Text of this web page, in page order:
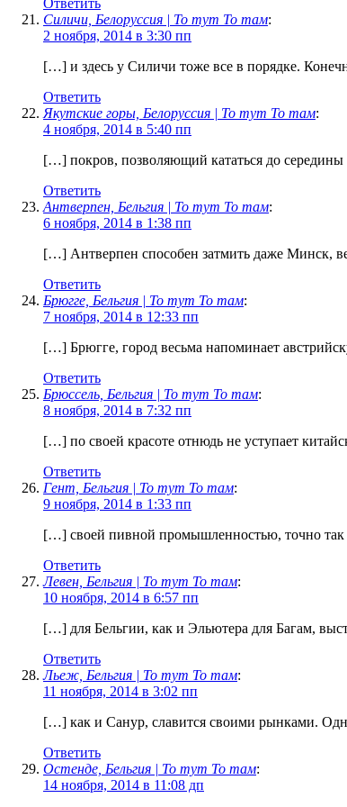
Ответить
Силичи, Белоруссия | То тут То там:
2 ноября, 2014 в 3:30 пп
[…] и здесь у Силичи тоже все в порядке.
Ответить
Якутские горы, Белоруссия | То тут То там:
4 ноября, 2014 в 5:40 пп
[…] покров, позволяющий кататься до
Ответить
Антверпен, Бельгия | То тут То там:
6 ноября, 2014 в 1:38 пп
[…] Антверпен способен затмить даже Минск,
Ответить
Брюгге, Бельгия | То тут То там:
7 ноября, 2014 в 12:33 пп
[…] Брюгге, город весьма напоминает
Ответить
Брюссель, Бельгия | То тут То там:
8 ноября, 2014 в 7:32 пп
[…] по своей красоте отнюдь не уступает
Ответить
Гент, Бельгия | То тут То там:
9 ноября, 2014 в 1:33 пп
[…] своей пивной промышленностью, точно
Ответить
Левен, Бельгия | То тут То там:
10 ноября, 2014 в 6:57 пп
[…] для Бельгии, как и Эльютера для Багам,
Ответить
Льеж, Бельгия | То тут То там:
11 ноября, 2014 в 3:02 пп
[…] как и Санур, славится своими рынками.
Ответить
Остенде, Бельгия | То тут То там:
14 ноября, 2014 в 11:08 дп